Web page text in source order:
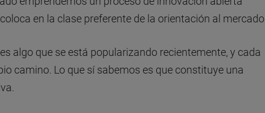
en la clase preferente de la orientación al mercado.
algo que se está popularizando recientemente, y cada
camino. Lo que sí sabemos es que constituye una